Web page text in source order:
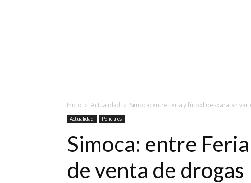
Inicio Actualidad Simoca: entre Feria y fútbol desbaratan
Actualidad Policiales
Simoca: entre
de venta de drogas